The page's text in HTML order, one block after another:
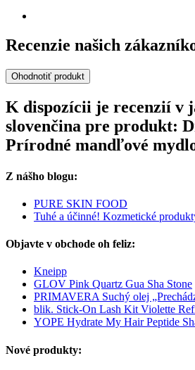
Recenzie našich
Ohodnotiť produkt
K dispozícii je recenzií v
slovenčina pre produkt:
Prírodné mandľové
Z nášho blogu:
PURE SKIN FOOD
Tuhé a účinné! Kozmetické
Objavte v obchode oh feliz:
Kneipp
GLOV Pink Quartz Gua Sha Stone
PRIMAVERA Suchý olej
blik. Stick-On Lash Kit Violette
YOPE Hydrate My Hair Peptide
Nové produkty: